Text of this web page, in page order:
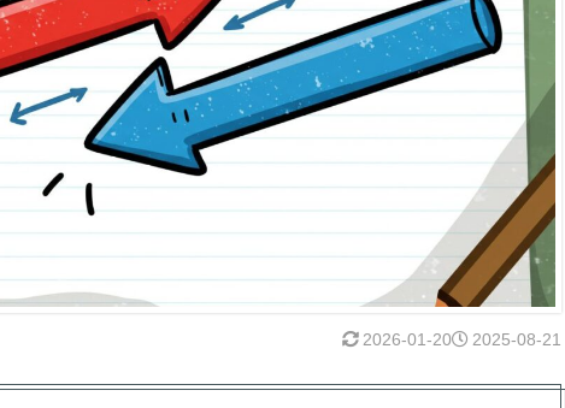
2025-08-21
2026-01-20